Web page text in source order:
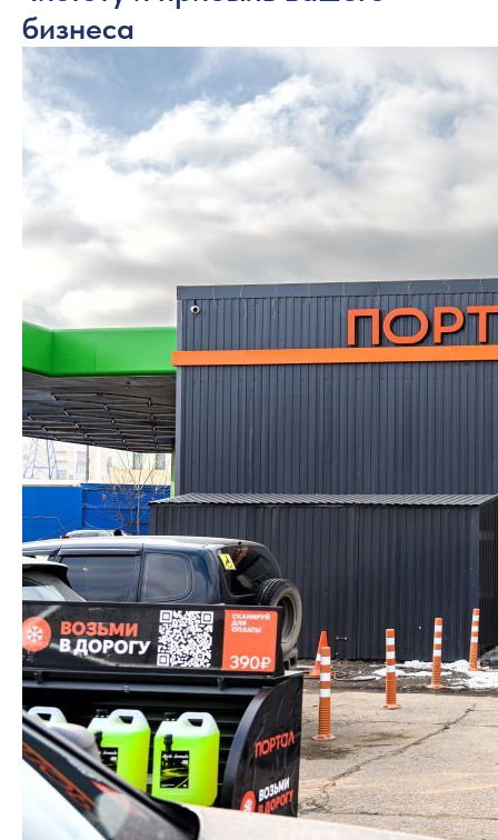
бизнеса